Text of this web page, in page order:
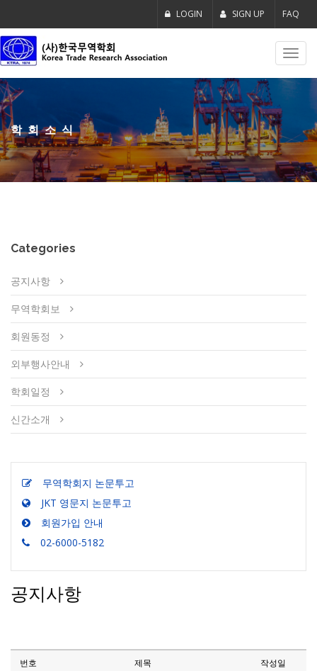
LOGIN SIGN UP FAQ
학회소식
Categories
공지사항
무역학회보
회원동정
외부행사안내
학회일정
신간소개
무역학회지 논문투고
JKT 영문지 논문투고
회원가입 안내
02-6000-5182
공지사항
번호 제목 작성일